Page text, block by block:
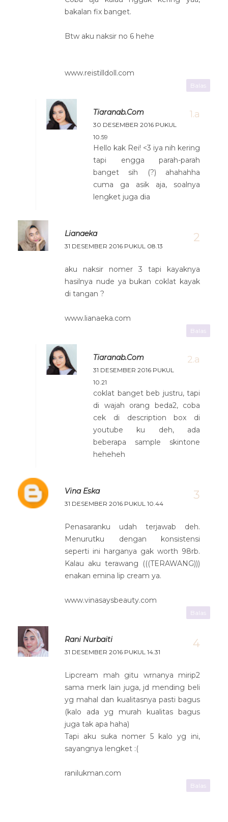
bakalan fix banget.
Btw aku naksir no 6 hehe
www.reistilldoll.com
Balas
Tiaranab.com
30 DESEMBER 2016 PUKUL
10.59
Hello kak Rei! <3 iya nih kering
tapi engga parah-parah
banget sih (?) ahahahha
cuma ga asik aja, soalnya
lengket juga dia
Lianaeka
31 DESEMBER 2016 PUKUL 08.13
aku naksir nomer 3 tapi kayaknya
hasilnya nude ya bukan coklat kayak
di tangan ?
www.lianaeka.com
Balas
Tiaranab.com
31 DESEMBER 2016 PUKUL
10.21
coklat banget beb justru, tapi
di wajah orang beda2, coba
cek di description box di
youtube ku deh, ada
beberapa sample skintone
heheheh
Vina Eska
31 DESEMBER 2016 PUKUL 10.44
Penasaranku udah terjawab deh.
Menurutku dengan konsistensi
seperti ini harganya gak worth 98rb.
Kalau aku terawang (((TERAWANG)))
enakan emina lip cream ya.
www.vinasaysbeauty.com
Balas
Rani Nurbaiti
31 DESEMBER 2016 PUKUL 14.31
Lipcream mah gitu wrnanya mirip2
sama merk lain juga, jd mending beli
yg mahal dan kualitasnya pasti bagus
(kalo ada yg murah kualitas bagus
juga tak apa haha)
Tapi aku suka nomer 5 kalo yg ini,
sayangnya lengket :(
ranilukman.com
Balas